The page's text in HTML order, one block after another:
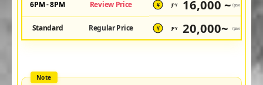
6PM - 8PM Review Price ¥ JPY 16,000 ~ /pax
Standard Regular Price ¥ JPY 20,000~ /pax